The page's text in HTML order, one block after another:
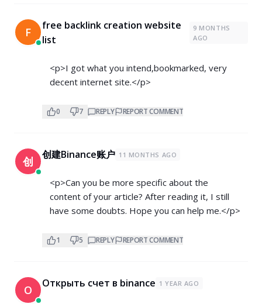
F
free backlink creation website
list
9 MONTHS
AGO
<p>I got what you intend,bookmarked, very
decent internet site.</p>
0 7 REPLY REPORT COMMENT
创 创建Binance账户 11 MONTHS AGO
<p>Can you be more specific about the
content of your article? After reading it, I still
have some doubts. Hope you can help me.</p>
1 5 REPLY REPORT COMMENT
О Открыть счет в binance 1 YEAR AGO